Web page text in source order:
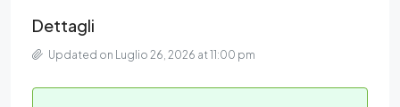
Dettagli
Updated on Luglio 26, 2026 at 11:00 pm